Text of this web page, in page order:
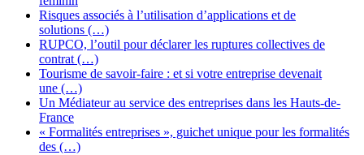
Risques associés à l’utilisation d’applications et de
solutions (…)
RUPCO, l’outil pour déclarer les ruptures collectives de
contrat (…)
Tourisme de savoir-faire : et si votre entreprise devenait
une (…)
Un Médiateur au service des entreprises dans les Hauts-de-
France
« Formalités entreprises », guichet unique pour les formalités
des (…)